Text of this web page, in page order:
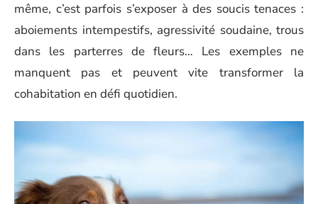
même, c’est parfois s’exposer à des soucis tenaces :
aboiements intempestifs, agressivité soudaine, trous
dans les parterres de fleurs… Les exemples ne
manquent pas et peuvent vite transformer la
cohabitation en défi quotidien.